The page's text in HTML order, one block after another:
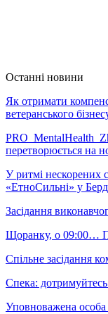
Останні новини
Як отримати
ветеранського
перетворюється на
У ритмі нескорених
«ЕтноСильні» у
Засідання
Щоранку, о 09:00…
Спільне засідання
Спека: дотримуйтесь
Уповноважена особа